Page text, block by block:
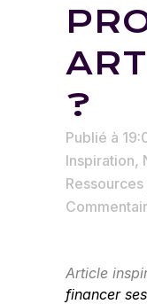
?
Publié à
Inspiration,
Ressources
Article
financer